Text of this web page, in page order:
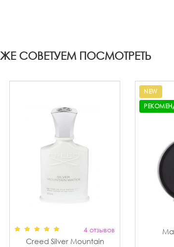
ЖЕ СОВЕТУЕМ ПОСМОТРЕТЬ
4 отзывов
Creed Silver Mountain
NEW